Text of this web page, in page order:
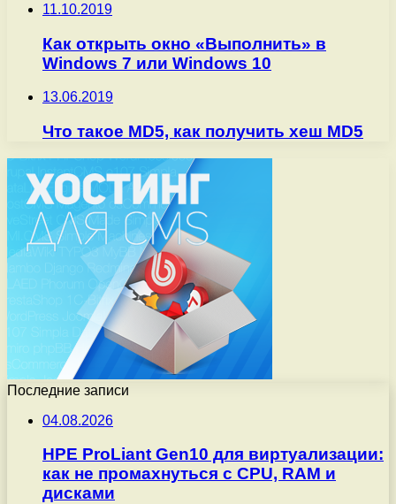
11.10.2019
Как открыть окно «Выполнить» в
Windows 7 или Windows 10
13.06.2019
Что такое MD5, как получить хеш MD5
Последние записи
04.08.2026
HPE ProLiant Gen10 для виртуализации:
как не промахнуться с CPU, RAM и
дисками